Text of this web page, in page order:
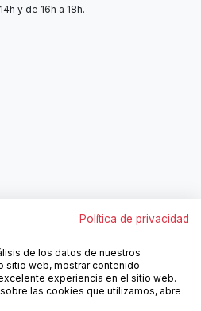
y de 16h a 18h.
Política de privacidad
de los datos de nuestros
sitio web, mostrar contenido
experiencia en el sitio web.
las cookies que utilizamos, abre